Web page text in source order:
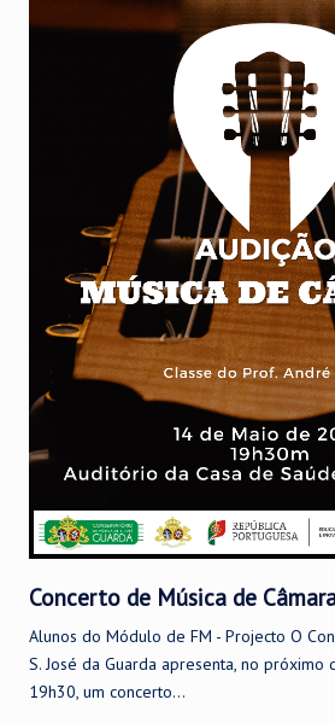
Concerto de Música de
Alunos do Módulo de FM - Projecto O
S. José da Guarda apresenta, no próximo
19h30, um concerto...